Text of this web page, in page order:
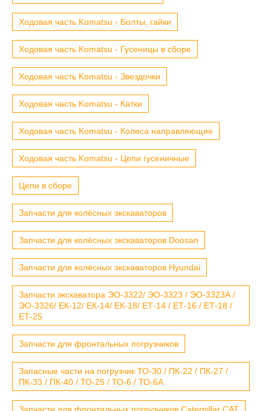
Ходовая часть Komatsu - Болты, гайки
Ходовая часть Komatsu - Гусеницы в сборе
Ходовая часть Komatsu - Звездочки
Ходовая часть Komatsu - Катки
Ходовая часть Komatsu - Колеса направляющие
Ходовая часть Komatsu - Цепи гусеничные
Цепи в сборе
Запчасти для колёсных экскаваторов
Запчасти для колёсных экскаваторов Doosan
Запчасти для колёсных экскаваторов Hyundai
Запчасти экскаватора ЭО-3322/ ЭО-3323 / ЭО-3323А /
ЭО-3326/ ЕК-12/ ЕК-14/ ЕК-18/ ЕТ-14 / ЕТ-16 / ЕТ-18 /
ЕТ-25
Запчасти для фронтальных погрузчиков
Запасные части на погрузчик ТО-30 / ПК-22 / ПК-27 /
ПК-33 / ПК-40 / ТО-25 / ТО-6 / ТО-6А
Запчасти для фронтальных погрузчиков Caterpillar CAT